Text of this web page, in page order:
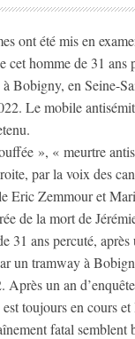
ont été mis en
cet homme de 31 ans
Bobigny, en Seine-
Le mobile
», « meurtre
par la voix des
Eric Zemmour et
de la mort de
31 ans percuté, après
un tramway à
Après un an
toujours en cours et
fatal semblent